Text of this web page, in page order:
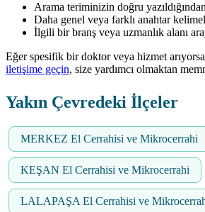
Arama teriminizin doğru
Daha genel veya farklı anahtar
İlgili bir branş veya uzmanlık alanı
Eğer spesifik bir doktor veya hizmet
iletişime geçin, size yardımcı olmaktan
Yakın Çevredeki İlçeler
MERKEZ El Cerrahisi ve Mikrocerrahi
KEŞAN El Cerrahisi ve Mikrocerrahi
LALAPAŞA El Cerrahisi ve